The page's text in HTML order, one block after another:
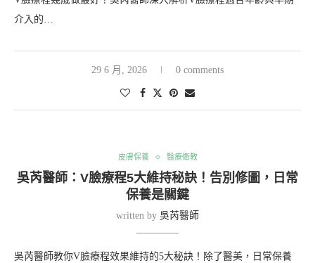
介入的…
29 6 月, 2026 0 comments
皮膚保養 醫療衛教
吳芮醫師：V臉療程5大維持秘訣！告別修圖，日常
保養是關鍵
written by 吳芮醫師
吳芮醫師教你V臉療程效果維持的5大秘訣！除了醫美，日常保養